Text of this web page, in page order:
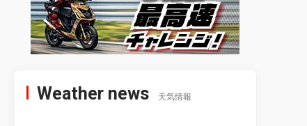
Weather news 天気情報